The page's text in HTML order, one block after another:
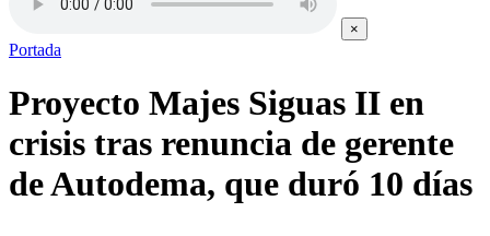
×
Portada
Proyecto Majes Siguas II en
crisis tras renuncia de gerente
de Autodema, que duró 10 días